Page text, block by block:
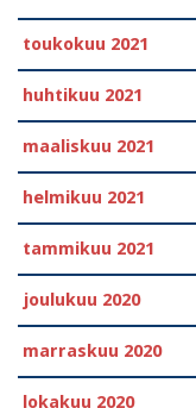
toukokuu 2021
huhtikuu 2021
maaliskuu 2021
helmikuu 2021
tammikuu 2021
joulukuu 2020
marraskuu 2020
lokakuu 2020